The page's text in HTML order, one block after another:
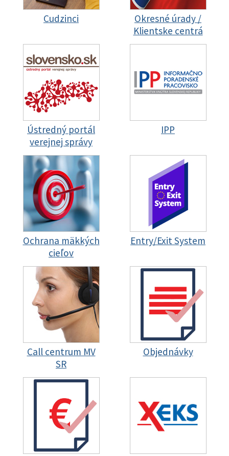
Cudzinci
Okresné úrady /
Klientske centrá
Ústredný portál
verejnej správy
IPP
Ochrana mäkkých
cieľov
Entry/Exit System
Call centrum MV
SR
Objednávky